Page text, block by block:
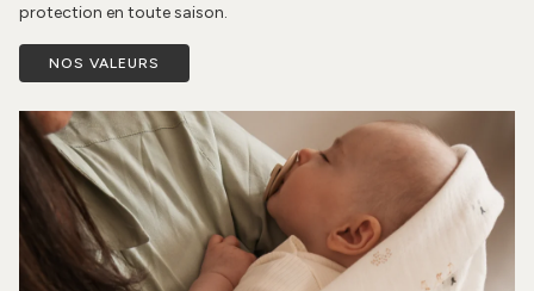
protection en toute saison.
NOS VALEURS